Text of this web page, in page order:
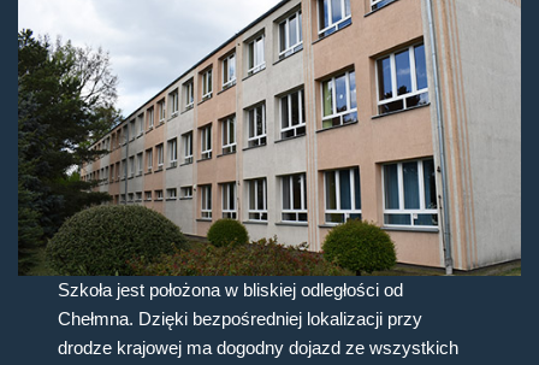
Szkoła jest położona w bliskiej odległości od
Chełmna. Dzięki bezpośredniej lokalizacji przy
drodze krajowej ma dogodny dojazd ze wszystkich